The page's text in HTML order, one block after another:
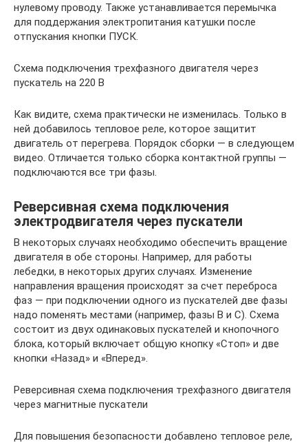
нулевому проводу. Также устанавливается перемычка
для поддержания электропитания катушки после
отпускания кнопки ПУСК.
Схема подключения трехфазного двигателя через
пускатель на 220 В
Как видите, схема практически не изменилась. Только в
ней добавилось тепловое реле, которое защитит
двигатель от перегрева. Порядок сборки — в следующем
видео. Отличается только сборка контактной группы —
подключаются все три фазы.
Реверсивная схема подключения
электродвигателя через пускатели
В некоторых случаях необходимо обеспечить вращение
двигателя в обе стороны. Например, для работы
лебедки, в некоторых других случаях. Изменение
направления вращения происходят за счет переброса
фаз — при подключении одного из пускателей две фазы
надо поменять местами (например, фазы B и C). Схема
состоит из двух одинаковых пускателей и кнопочного
блока, который включает общую кнопку «Стоп» и две
кнопки «Назад» и «Вперед».
Реверсивная схема подключения трехфазного двигателя
через магнитные пускатели
Для повышения безопасности добавлено тепловое реле,